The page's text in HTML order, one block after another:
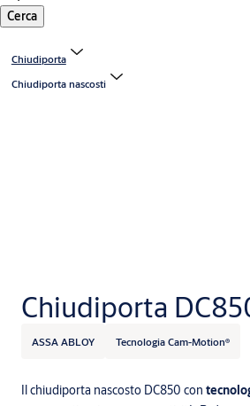
Cerca
Chiudiporta
Chiudiporta nascosti
Chiudiporta
ASSA ABLOY Tecnologia Cam-Motion®
Il chiudiporta nascosto DC850 con